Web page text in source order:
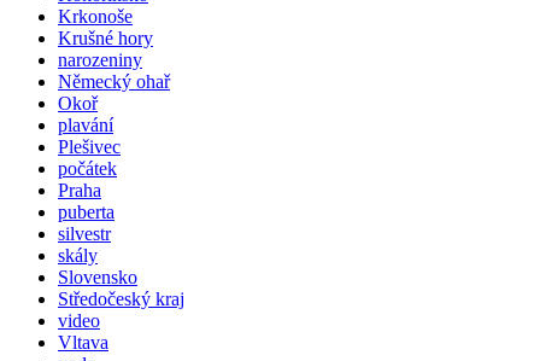
Krkonoše
Krušné hory
narozeniny
Německý ohař
Okoř
plavání
Plešivec
počátek
Praha
puberta
silvestr
skály
Slovensko
Středočeský kraj
video
Vltava